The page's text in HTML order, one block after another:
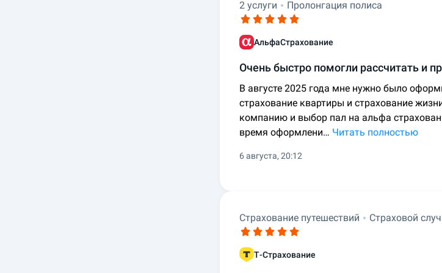
2 услуги Пролонгация полиса
АльфаСтрахование
Очень быстро помогли рассчитать и
В августе 2025 года мне нужно было
страхование квартиры и страхование
компанию и выбор пал на альфа
время оформлени… Читать полностью
6 августа, 20:12
Страхование путешествий Страховой
Т-Страхование